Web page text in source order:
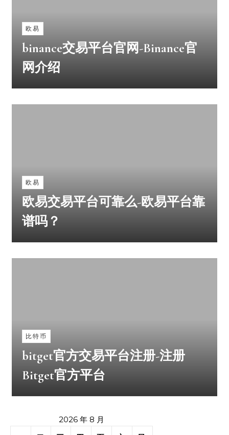
欧易
binance交易平台官网-Binance官
网介绍
欧易
欧易交易平台可靠么-欧易平台靠
谱吗？
比特币
bitget官方交易平台注册-注册
Bitget官方平台
2026 年 8 月